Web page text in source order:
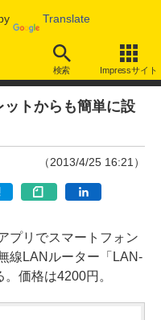
Translate
検索 Impressサイト
ットからも簡単に設
（2013/4/25 16:21）
プリでスマートフォン
線LANルーター「LAN-
価格は4200円。